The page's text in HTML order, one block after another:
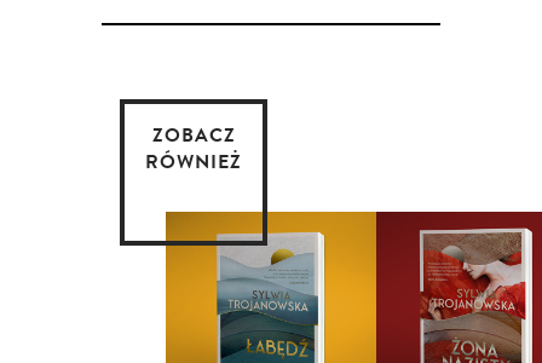
ZOBACZ
RÓWNIEŻ